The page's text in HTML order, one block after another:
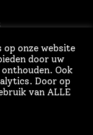
op onze website
door uw
Ook
Door op
van ALLE